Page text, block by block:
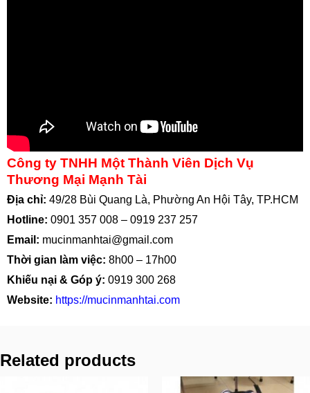
Công ty TNHH Một Thành Viên Dịch Vụ
Thương Mại Mạnh Tài
Địa chỉ: 49/28 Bùi Quang Là, Phường An Hội Tây, TP.HCM
Hotline: 0901 357 008 – 0919 237 257
Email: mucinmanhtai@gmail.com
Thời gian làm việc: 8h00 – 17h00
Khiếu nại & Góp ý: 0919 300 268
Website: https://mucinmanhtai.com
Related products